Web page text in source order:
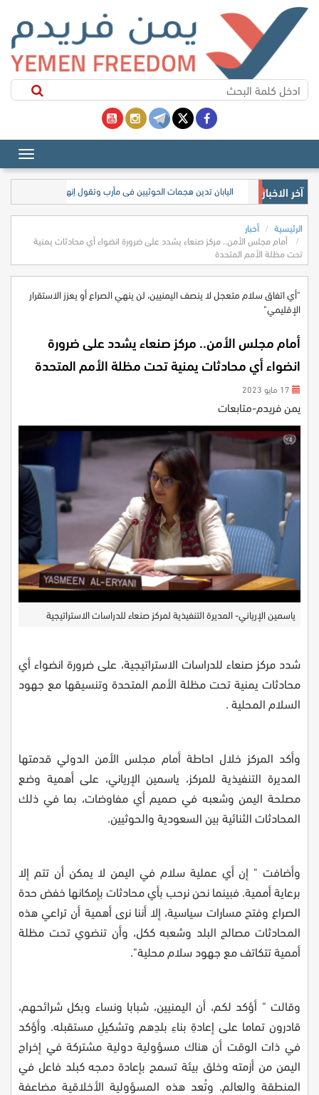
آخر الاخبار اليابان تدين هجمات الحوثيين في مأرب وتقول إنها تبعد اليمن عن
الرئيسية
أخبار
أمام مجلس الأمن.. مركز صنعاء يشدد على ضرورة انضواء أي محادثات يمنية
تحت مظلة الأمم المتحدة
"أي اتفاق سلام متعجل لا ينصف اليمنيين، لن ينهي الصراع أو يعزز الاستقرار
الإقليمي"
أمام مجلس الأمن.. مركز صنعاء يشدد على ضرورة
انضواء أي محادثات يمنية تحت مظلة الأمم المتحدة
يمن فريدم-متابعات
ياسمين الإرياني- المديرة التنفيذية لمركز صنعاء للدراسات الاستراتيجية
شدد مركز صنعاء للدراسات الاستراتيجية، على ضرورة انضواء أي
محادثات يمنية تحت مظلة الأمم المتحدة وتنسيقها مع جهود
السلام المحلية .
وأكد المركز خلال احاطة أمام مجلس الأمن الدولي قدمتها
المديرة التنفيذية للمركز، ياسمين الإرياني، على أهمية وضع
مصلحة اليمن وشعبه في صميم أي مفاوضات، بما في ذلك
المحادثات الثنائية بين السعودية والحوثيين.
وأضافت " إن أي عملية سلام في اليمن لا يمكن أن تتم إلا
برعاية أممية. فبينما نحن نرحب بأي محادثات بإمكانها خفض حدة
الصراع وفتح مسارات سياسية، إلا أننا نرى أهمية أن تراعي هذه
المحادثات مصالح البلد وشعبه ككل، وأن تنضوي تحت مظلة
أممية تتكاتف مع جهود سلام محلية".
وقالت " أؤكد لكم، أن اليمنيين، شبابا ونساء وبكل شرائحهم،
قادرون تماما على إعادةِ بناءِ بلدِهم وتشكيلِ مستقبله. وأؤكد
في ذات الوقت أن هناك مسؤولية دولية مشتركة في إخراج
اليمن من أزمته وخلق بيئة تسمح بإعادة دمجه كبلد فاعل في
المنطقة والعالم. وتُعد هذه المسؤولية الأخلاقية مضاعفة